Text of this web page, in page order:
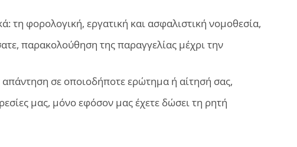
τη φορολογική, εργατική και ασφαλιστική νομοθεσία,
παρακολούθηση της παραγγελίας μέχρι την
σε οποιοδήποτε ερώτημα ή αίτησή σας,
μας, μόνο εφόσον μας έχετε δώσει τη ρητή